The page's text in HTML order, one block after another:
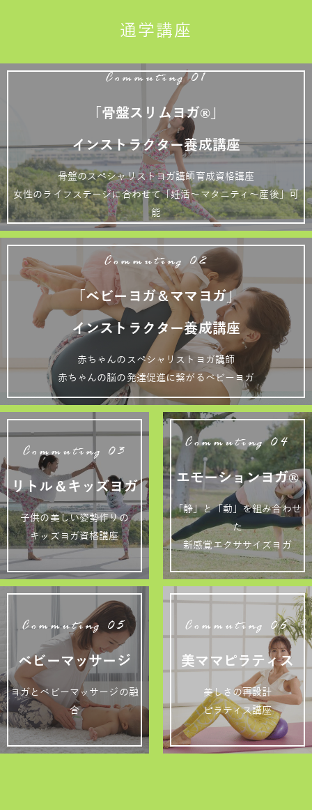
通学講座
Commuting 01
「骨盤スリムヨガ®」
インストラクター養成講座
骨盤のスペシャリストヨガ講師育成資格講座
女性のライフステージに合わせて「妊活～マタニティ～産後」可
能
Commuting 02
「ベビーヨガ＆ママヨガ」
インストラクター養成講座
赤ちゃんのスペシャリストヨガ講師
赤ちゃんの脳の発達促進に繋がるベビーヨガ
Commuting 03
リトル＆キッズヨガ
子供の美しい姿勢作りの
キッズヨガ資格講座
Commuting 04
エモーションヨガ®
「静」と「動」を組み合わせ
た
新感覚エクササイズヨガ
Commuting 05
ベビーマッサージ
ヨガとベビーマッサージの融
合
Commuting 06
美ママピラティス
美しさの再設計
ピラティス講座